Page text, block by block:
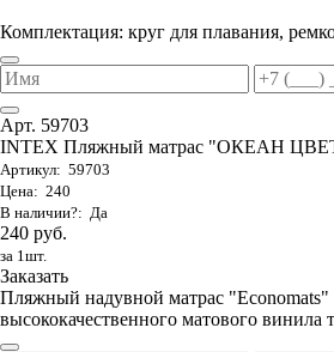
Комплектация: круг для плавания,
Арт. 59703
INTEX Пляжный матрас "ОКЕАН
Артикул: 59703
Цена: 240
В наличии?: Да
240 руб.
за 1шт.
Заказать
Пляжный надувной матрас
высококачественного матового